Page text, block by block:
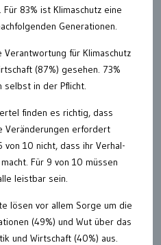
83% ist Klimaschutz eine
Generationen.
für Klimaschutz
(87%) gesehen. 73%
selbst in der Pflicht.
finden es richtig, dass
Veränderungen erfordert
von 10 nicht, dass ihr Verhal-
Für 9 von 10 müssen
leistbar sein.
lösen vor allem Sorge um die
(49%) und Wut über das
und Wirtschaft (40%) aus.